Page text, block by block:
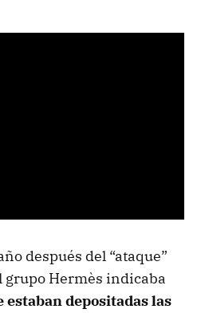
después del “ataque”
Hermès indicaba
estaban depositadas las